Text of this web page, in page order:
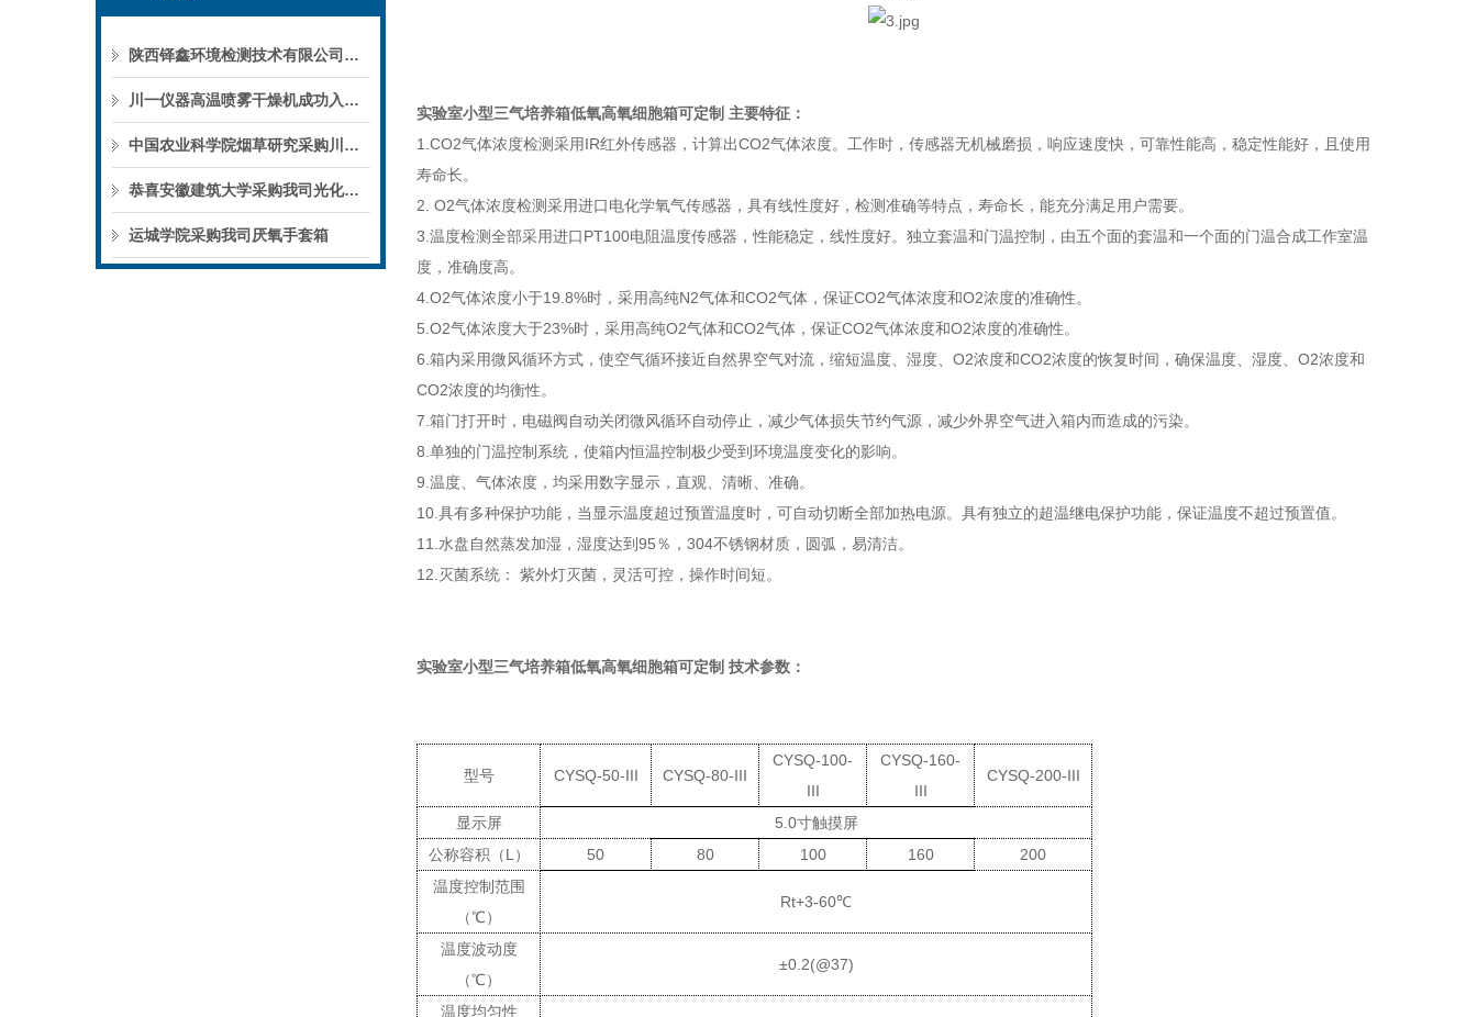
陕西铎鑫环境检测技术有限公司采购我司全自动液液萃取仪
川一仪器高温喷雾干燥机成功入驻鄱阳职业学院，助力职业教育实训平台升级
中国农业科学院烟草研究采购川一仪器喷雾干燥机
恭喜安徽建筑大学采购我司光化学反应仪
运城学院采购我司厌氧手套箱
实验室小型三气培养箱低氧高氧细胞箱可定制 主要特征：
1.CO2气体浓度检测采用IR红外传感器，计算出CO2气体浓度。工作时，传感器无机械磨损，响应速度快，可靠性能高，稳定性能好，且使用
寿命长。
2. O2气体浓度检测采用进口电化学氧气传感器，具有线性度好，检测准确等特点，寿命长，能充分满足用户需要。
3.温度检测全部采用进口PT100电阻温度传感器，性能稳定，线性度好。独立套温和门温控制，由五个面的套温和一个面的门温合成工作室温
度，准确度高。
4.O2气体浓度小于19.8%时，采用高纯N2气体和CO2气体，保证CO2气体浓度和O2浓度的准确性。
5.O2气体浓度大于23%时，采用高纯O2气体和CO2气体，保证CO2气体浓度和O2浓度的准确性。
6.箱内采用微风循环方式，使空气循环接近自然界空气对流，缩短温度、湿度、O2浓度和CO2浓度的恢复时间，确保温度、湿度、O2浓度和
CO2浓度的均衡性。
7.箱门打开时，电磁阀自动关闭微风循环自动停止，减少气体损失节约气源，减少外界空气进入箱内而造成的污染。
8.单独的门温控制系统，使箱内恒温控制极少受到环境温度变化的影响。
9.温度、气体浓度，均采用数字显示，直观、清晰、准确。
10.具有多种保护功能，当显示温度超过预置温度时，可自动切断全部加热电源。具有独立的超温继电保护功能，保证温度不超过预置值。
11.水盘自然蒸发加湿，湿度达到95％，304不锈钢材质，圆弧，易清洁。
12.灭菌系统： 紫外灯灭菌，灵活可控，操作时间短。
实验室小型三气培养箱低氧高氧细胞箱可定制 技术参数：
型号 CYSQ-50-III CYSQ-80-III
CYSQ-100-
III
CYSQ-160-
III
CYSQ-200-III
显示屏 5.0寸触摸屏
公称容积（L ） 50 80 100 160
200
温度控制范围
（℃）
Rt+3-60℃
温度波动度
（℃）
±0.2(@37)
温度均匀性